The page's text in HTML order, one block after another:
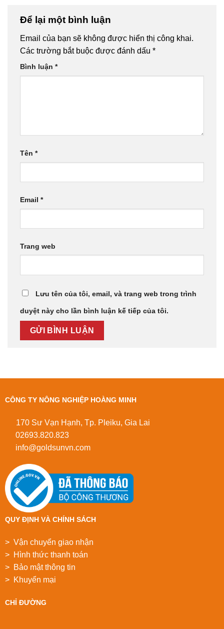
Để lại một bình luận
Email của bạn sẽ không được hiển thị công khai.
Các trường bắt buộc được đánh dấu *
Bình luận *
Tên *
Email *
Trang web
Lưu tên của tôi, email, và trang web trong trình
duyệt này cho lần bình luận kế tiếp của tôi.
CÔNG TY NÔNG NGHIỆP HOÀNG MINH
170 Sư Vạn Hạnh, Tp. Pleiku, Gia Lai
02693.820.823
info@goldsunvn.com
QUY ĐỊNH VÀ CHÍNH SÁCH
> Vận chuyển giao nhận
> Hình thức thanh toán
> Bảo mật thông tin
> Khuyển mại
CHỈ ĐƯỜNG